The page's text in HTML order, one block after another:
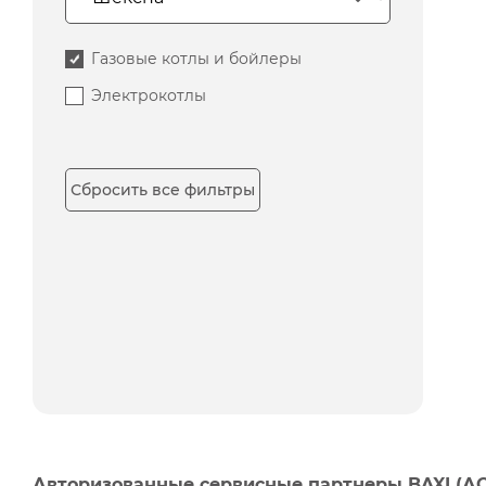
Газовые котлы и бойлеры
Электрокотлы
Сбросить все фильтры